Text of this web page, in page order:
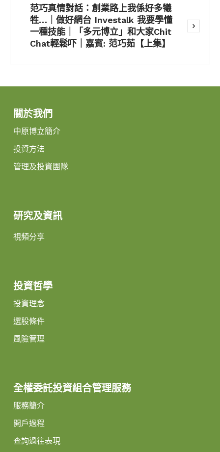
范巧真情對話：創業路上我係好多犧
牲…｜做好網台 Investalk 我要學懂
一種技能｜「多元博立」和大家Chit
Chat輕鬆吓｜嘉賓: 范巧茹【上集】
關於我們
中原博立簡介
投資方法
管理及投資團隊
研究及資訊
視頻分享
投資哲學
投資理念
選股條件
風險管理
全權委託投資組合管理服務
服務簡介
開戶過程
查詢過往表現